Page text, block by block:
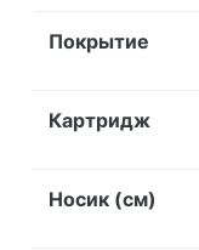
Покрытие
Картридж
Носик (см)